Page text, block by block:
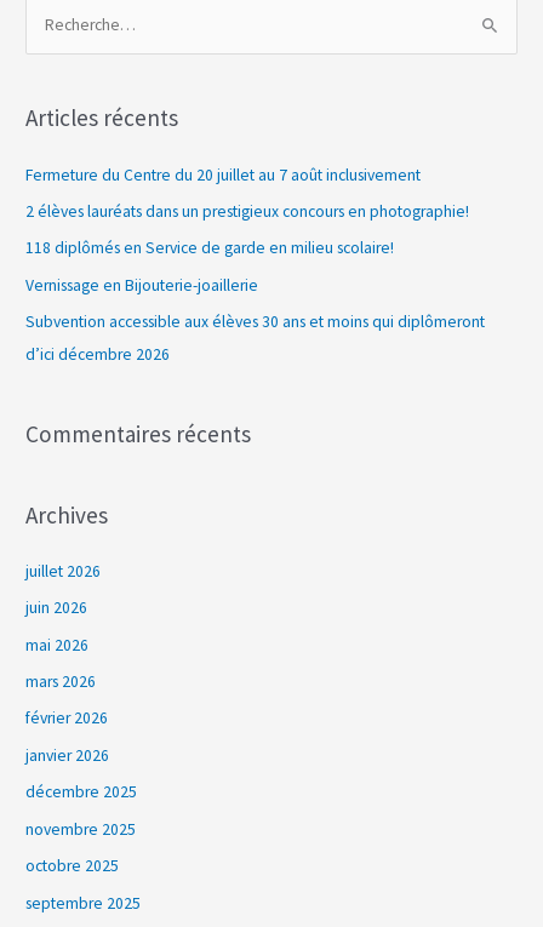
h
h
e
r
Articles récents
Fermeture du Centre du 20 juillet au 7 août inclusivement
2 élèves lauréats dans un prestigieux concours en photographie!
118 diplômés en Service de garde en milieu scolaire!
Vernissage en Bijouterie-joaillerie
Subvention accessible aux élèves 30 ans et moins qui diplômeront
d’ici décembre 2026
Commentaires récents
Archives
juillet 2026
juin 2026
mai 2026
mars 2026
février 2026
janvier 2026
décembre 2025
novembre 2025
octobre 2025
septembre 2025